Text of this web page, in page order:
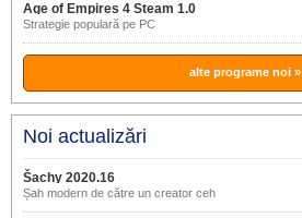
Age of Empires 4 Steam 1.0
Strategie populară pe PC
alte programe noi »
Noi actualizări
Šachy 2020.16
Șah modern de către un creator ceh